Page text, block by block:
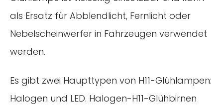
als Ersatz für Abblendlicht, Fernlicht oder
Nebelscheinwerfer in Fahrzeugen verwendet
werden.
Es gibt zwei Haupttypen von H11-Glühlampen:
Halogen und LED. Halogen-H11-Glühbirnen